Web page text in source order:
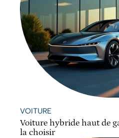
VOITURE
Voiture hybride haut de
la choisir